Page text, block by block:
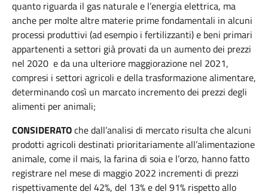
quanto riguarda il gas naturale e l’energia elettrica, ma
anche per molte altre materie prime fondamentali in alcuni
processi produttivi (ad esempio i fertilizzanti) e beni primari
appartenenti a settori già provati da un aumento dei prezzi
nel 2020 e da una ulteriore maggiorazione nel 2021,
compresi i settori agricoli e della trasformazione alimentare,
determinando così un marcato incremento dei prezzi degli
alimenti per animali;
CONSIDERATOche dall’analisi di mercato risulta che alcuni
prodotti agricoli destinati prioritariamente all’alimentazione
animale, come il mais, la farina di soia e l’orzo, hanno fatto
registrare nel mese di maggio 2022 incrementi di prezzi
rispettivamente del 42%, del 13% e del 91% rispetto allo